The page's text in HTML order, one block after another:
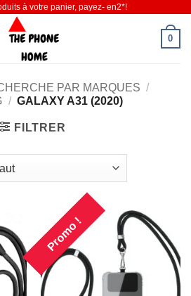
à votre panier, payez- en2*!
0
PAR MARQUES /
/ GALAXY A31 (2020)
FILTRER
Promo !